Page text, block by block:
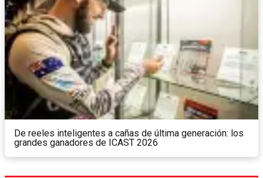
De reeles inteligentes a cañas de última generación: los
grandes ganadores de ICAST 2026